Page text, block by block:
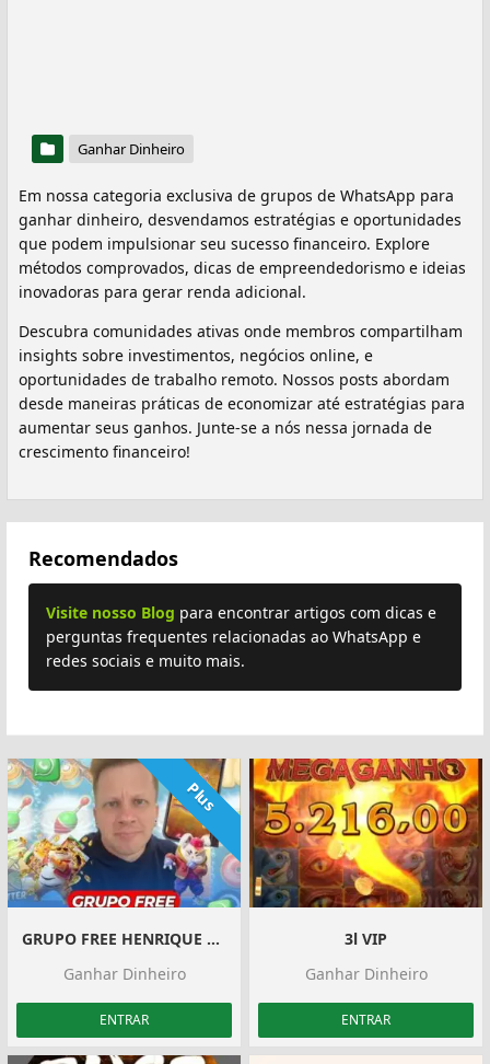
Ganhar Dinheiro
Em nossa categoria exclusiva de grupos de WhatsApp para
ganhar dinheiro, desvendamos estratégias e oportunidades
que podem impulsionar seu sucesso financeiro. Explore
métodos comprovados, dicas de empreendedorismo e ideias
inovadoras para gerar renda adicional.
Descubra comunidades ativas onde membros compartilham
insights sobre investimentos, negócios online, e
oportunidades de trabalho remoto. Nossos posts abordam
desde maneiras práticas de economizar até estratégias para
aumentar seus ganhos. Junte-se a nós nessa jornada de
crescimento financeiro!
Recomendados
Visite nosso Blog para encontrar artigos com dicas e
perguntas frequentes relacionadas ao WhatsApp e
redes sociais e muito mais.
Plus
GRUPO FREE HENRIQUE NETO
Ganhar Dinheiro
ENTRAR
3l VIP
Ganhar Dinheiro
ENTRAR